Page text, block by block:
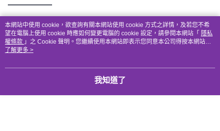
熱門標籤
本網站中使用 cookie，欲查詢有關本網站使用 cookie 方式之詳情，及若您不希
望在電腦上使用 cookie 時應如何變更電腦的 cookie 設定，請參閱本網站「 隱私
權條款 」之 Cookie 聲明。您繼續使用本網站即表示您同意本公司得按本網站使
用條款之 Cookie 聲明使用 cookie。
了解更多 >
我知道了